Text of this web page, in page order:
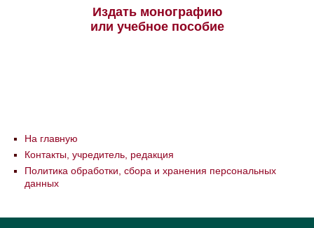
Издать монографию
или учебное пособие
На главную
Контакты, учредитель, редакция
Политика обработки, сбора и хранения персональных
данных